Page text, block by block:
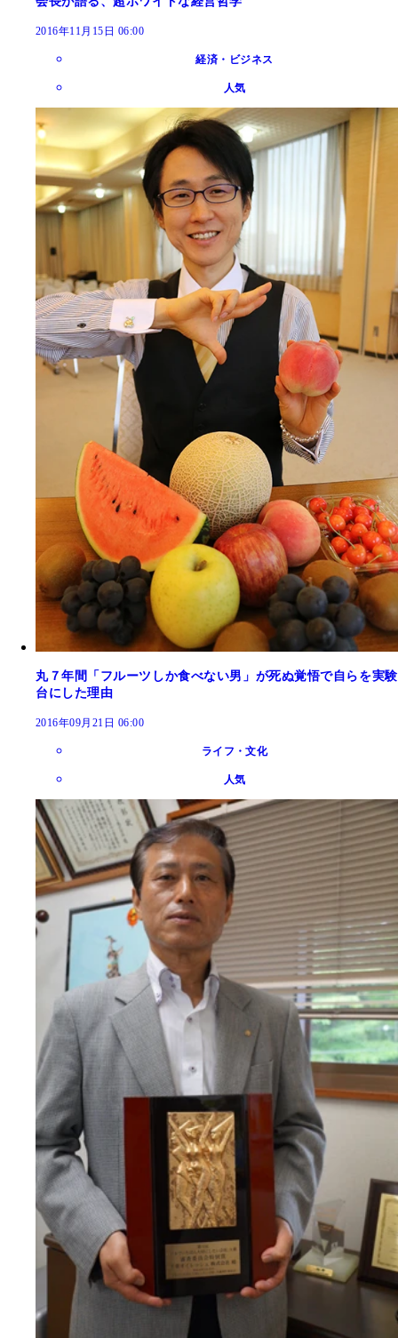
2016年11月15日 06:00
経済・ビジネス
人気
丸７年間「フルーツしか食べない男」が死ぬ覚悟で自らを実験
台にした理由
2016年09月21日 06:00
ライフ・文化
人気